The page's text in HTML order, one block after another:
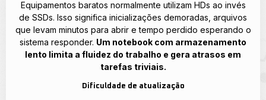
Equipamentos baratos normalmente utilizam HDs ao invés
de SSDs. Isso significa inicializações demoradas, arquivos
que levam minutos para abrir e tempo perdido esperando o
sistema responder. Um notebook com armazenamento
lento limita a fluidez do trabalho e gera atrasos em
tarefas triviais.
Dificuldade de atualização